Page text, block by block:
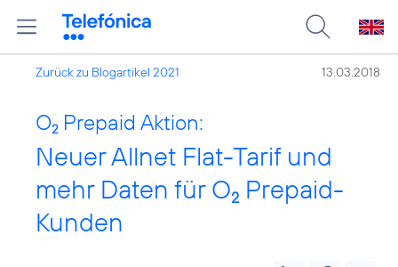
Zurück zu Blogartikel 2021 13.03.2018
O2 Prepaid Aktion:
Neuer Allnet Flat-Tarif und
mehr Daten für O2 Prepaid-
Kunden